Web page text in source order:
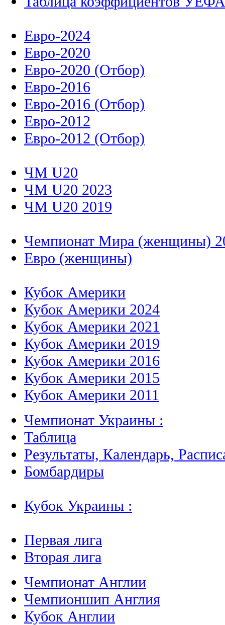
Евро-2024
Евро-2020
Евро-2020 (Отбор)
Евро-2016
Евро-2016 (Отбор)
Евро-2012
Евро-2012 (Отбор)
ЧМ U20
ЧМ U20 2023
ЧМ U20 2019
Чемпионат Мира (женщины)
Евро (женщины)
Кубок Америки
Кубок Америки 2024
Кубок Америки 2021
Кубок Америки 2019
Кубок Америки 2016
Кубок Америки 2015
Кубок Америки 2011
Чемпионат Украины :
Таблица
Результаты, Календарь,
Бомбардиры
Кубок Украины :
Первая лига
Вторая лига
Чемпионат Англии
Чемпионшип Англия
Кубок Англии